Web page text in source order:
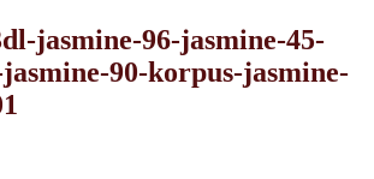
jasmine-96-jasmine-45-
90-korpus-jasmine-